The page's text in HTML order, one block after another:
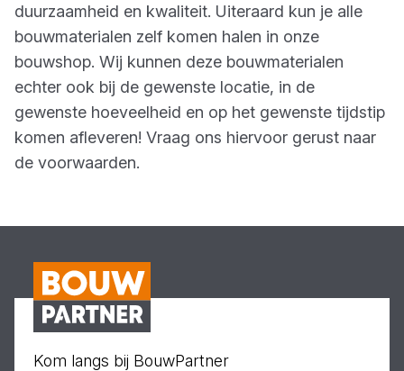
duurzaamheid en kwaliteit. Uiteraard kun je alle
bouwmaterialen zelf komen halen in onze
bouwshop. Wij kunnen deze bouwmaterialen
echter ook bij de gewenste locatie, in de
gewenste hoeveelheid en op het gewenste tijdstip
komen afleveren! Vraag ons hiervoor gerust naar
de voorwaarden.
Kom langs bij BouwPartner